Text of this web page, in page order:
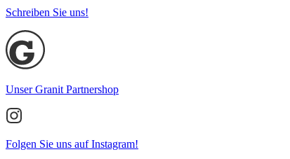
Schreiben Sie uns!
Unser Granit Partnershop
Folgen Sie uns auf Instagram!